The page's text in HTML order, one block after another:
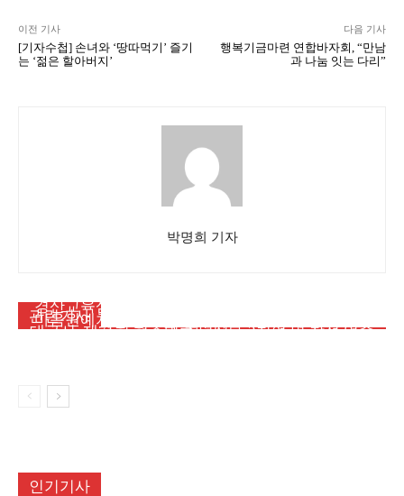
이전 기사
[기자수첩] 손녀와 ‘땅따먹기’ 즐기
는 ‘젊은 할아버지’
다음 기사
행복기금마련 연합바자회, “만남
과 나눔 잇는 다리”
박명희 기자
관련기사
경산교육삼락회, 간송미술관서 ‘추사의 그림 수업’
특별전 관람
마음원예치유연구소 김연화 대표, 대한치유산업학
대구시, 제71회 현충일 추념식… 2천여 명 참석 엄숙
인기기사